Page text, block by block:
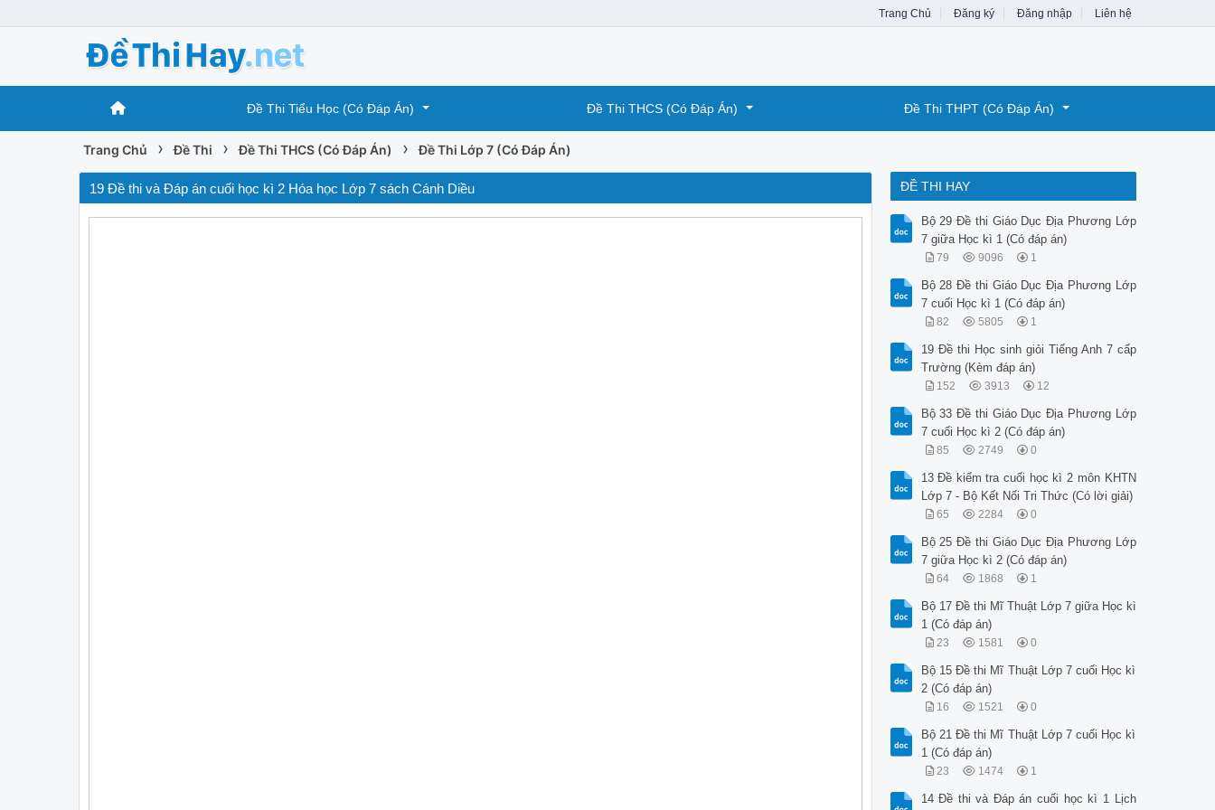
Trang Chủ Đăng ký Đăng nhập Liên hệ
Đề Thi Tiểu Học (Có Đáp Án) Đề Thi THCS (Có Đáp Án) Đề Thi THPT (Có Đáp Án)
Trang Chủ › Đề Thi › Đề Thi THCS (Có Đáp Án) › Đề Thi Lớp 7 (Có Đáp Án)
19 Đề thi và Đáp án cuối học kì 2 Hóa học Lớp 7 sách Cánh Diều ĐỀ THI HAY
Bộ 29 Đề thi Giáo Dục Địa Phương Lớp
7 giữa Học kì 1 (Có đáp án)
79 9096 1
Bộ 28 Đề thi Giáo Dục Địa Phương Lớp
7 cuối Học kì 1 (Có đáp án)
82 5805 1
19 Đề thi Học sinh giỏi Tiếng Anh 7 cấp
Trường (Kèm đáp án)
152 3913 12
Bộ 33 Đề thi Giáo Dục Địa Phương Lớp
7 cuối Học kì 2 (Có đáp án)
85 2749 0
13 Đề kiểm tra cuối học kì 2 môn KHTN
Lớp 7 - Bộ Kết Nối Tri Thức (Có lời giải)
65 2284 0
Bộ 25 Đề thi Giáo Dục Địa Phương Lớp
7 giữa Học kì 2 (Có đáp án)
64 1868 1
Bộ 17 Đề thi Mĩ Thuật Lớp 7 giữa Học kì
1 (Có đáp án)
23 1581 0
Bộ 15 Đề thi Mĩ Thuật Lớp 7 cuối Học kì
2 (Có đáp án)
16 1521 0
Bộ 21 Đề thi Mĩ Thuật Lớp 7 cuối Học kì
1 (Có đáp án)
23 1474 1
14 Đề thi và Đáp án cuối học kì 1 Lịch